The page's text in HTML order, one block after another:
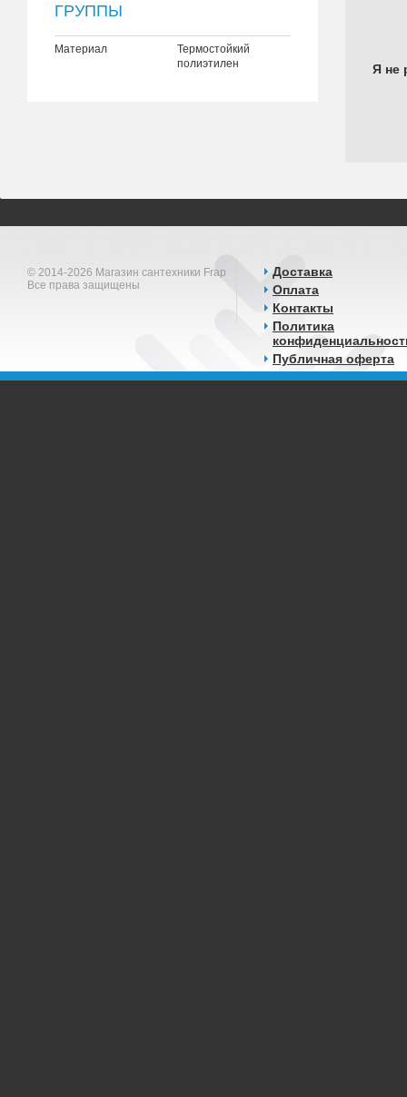
ГРУППЫ
Материал
Термостойкий
полиэтилен
Я не
© 2014-2026 Магазин сантехники Frap
Все права защищены
Доставка
Оплата
Контакты
Политика
Публичная оферта